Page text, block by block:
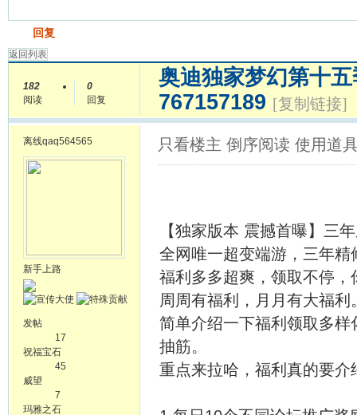
回复
返回列表
182
阅读
0
回复
奥迪独家梦幻第十
767157189 [复制链接]
离线qaq564565
新手上路
发帖
17
祝福宝石
45
威望
7
玛雅之石
只看楼主 倒序阅读 使用道
【独家版本 震撼首曝】三
全网唯一超变端游，三年
福利多多超爽，领取不停
周周有福利，月月有大福利
简单介绍一下福利领取多
抽筋。
重点来拉哈，福利真的要介